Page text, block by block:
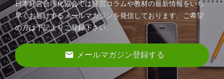
日本経営合理化協会では経営コラムや教材の最新情報をいち
早くお届けするメールマガジンを発信しております。ご希望
の方は下記よりご登録下さい。
email メールマガジン登録する